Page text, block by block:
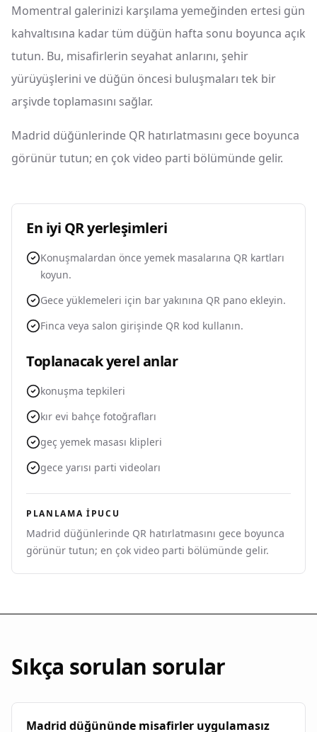
Momentral galerinizi karşılama yemeğinden ertesi gün
kahvaltısına kadar tüm düğün hafta sonu boyunca açık
tutun. Bu, misafirlerin seyahat anlarını, şehir
yürüyüşlerini ve düğün öncesi buluşmaları tek bir
arşivde toplamasını sağlar.
Madrid düğünlerinde QR hatırlatmasını gece boyunca
görünür tutun; en çok video parti bölümünde gelir.
En iyi QR yerleşimleri
Konuşmalardan önce yemek masalarına QR kartları
koyun.
Gece yüklemeleri için bar yakınına QR pano ekleyin.
Finca veya salon girişinde QR kod kullanın.
Toplanacak yerel anlar
konuşma tepkileri
kır evi bahçe fotoğrafları
geç yemek masası klipleri
gece yarısı parti videoları
PLANLAMA IPUCU
Madrid düğünlerinde QR hatırlatmasını gece boyunca
görünür tutun; en çok video parti bölümünde gelir.
Sıkça sorulan sorular
Madrid düğününde misafirler uygulamasız